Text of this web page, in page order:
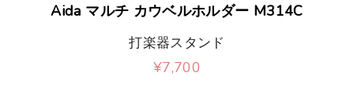
Aida マルチ カウベルホルダー M314C
打楽器スタンド
¥7,700